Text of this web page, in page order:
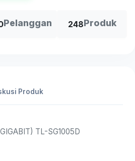
Pelanggan 248Produk
Produk
TL-SG1005D